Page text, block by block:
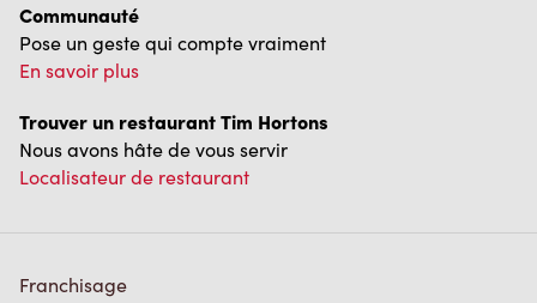
Communauté
Pose un geste qui compte vraiment
En savoir plus
Trouver un restaurant Tim Hortons
Nous avons hâte de vous servir
Localisateur de restaurant
Franchisage